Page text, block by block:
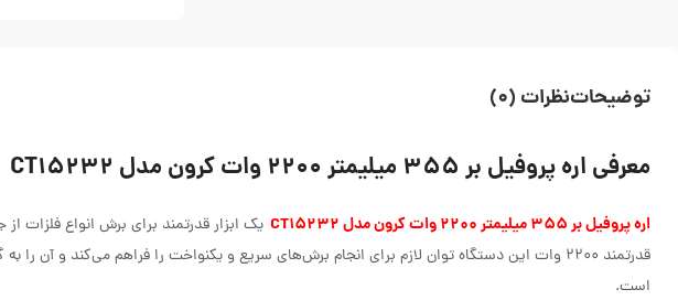
توضیحاتنظرات (0)
معرفی اره پروفیل بر ۳۵۵ میلیمتر ۲۲۰۰ وات کرون مدل CT15232
اره پروفیل بر ۳۵۵ میلیمتر ۲۲۰۰ وات کرون مدل CT15232
یک ابزار قدرتمند برای برش انواع فلزات
قدرتمند ۲۲۰۰ وات این دستگاه توان لازم برای انجام برش‌های سریع و یکنواخت را فراهم می‌کند و آن
است.